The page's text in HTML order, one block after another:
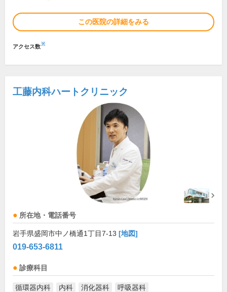
この医院の詳細をみる
アクセス数※
工藤内科ハートクリニック
所在地・電話番号
岩手県盛岡市中ノ橋通1丁目7-13 [地図]
019-653-6811
診療科目
循環器内科 内科 消化器科 呼吸器科